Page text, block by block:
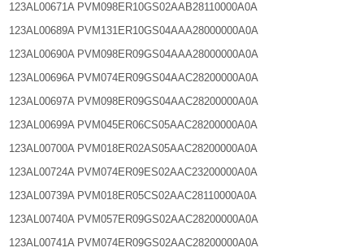
123AL00671A PVM098ER10GS02AAB28110000A0A
123AL00689A PVM131ER10GS04AAA28000000A0A
123AL00690A PVM098ER09GS04AAA28000000A0A
123AL00696A PVM074ER09GS04AAC28200000A0A
123AL00697A PVM098ER09GS04AAC28200000A0A
123AL00699A PVM045ER06CS05AAC28200000A0A
123AL00700A PVM018ER02AS05AAC28200000A0A
123AL00724A PVM074ER09ES02AAC23200000A0A
123AL00739A PVM018ER05CS02AAC28110000A0A
123AL00740A PVM057ER09GS02AAC28200000A0A
123AL00741A PVM074ER09GS02AAC28200000A0A